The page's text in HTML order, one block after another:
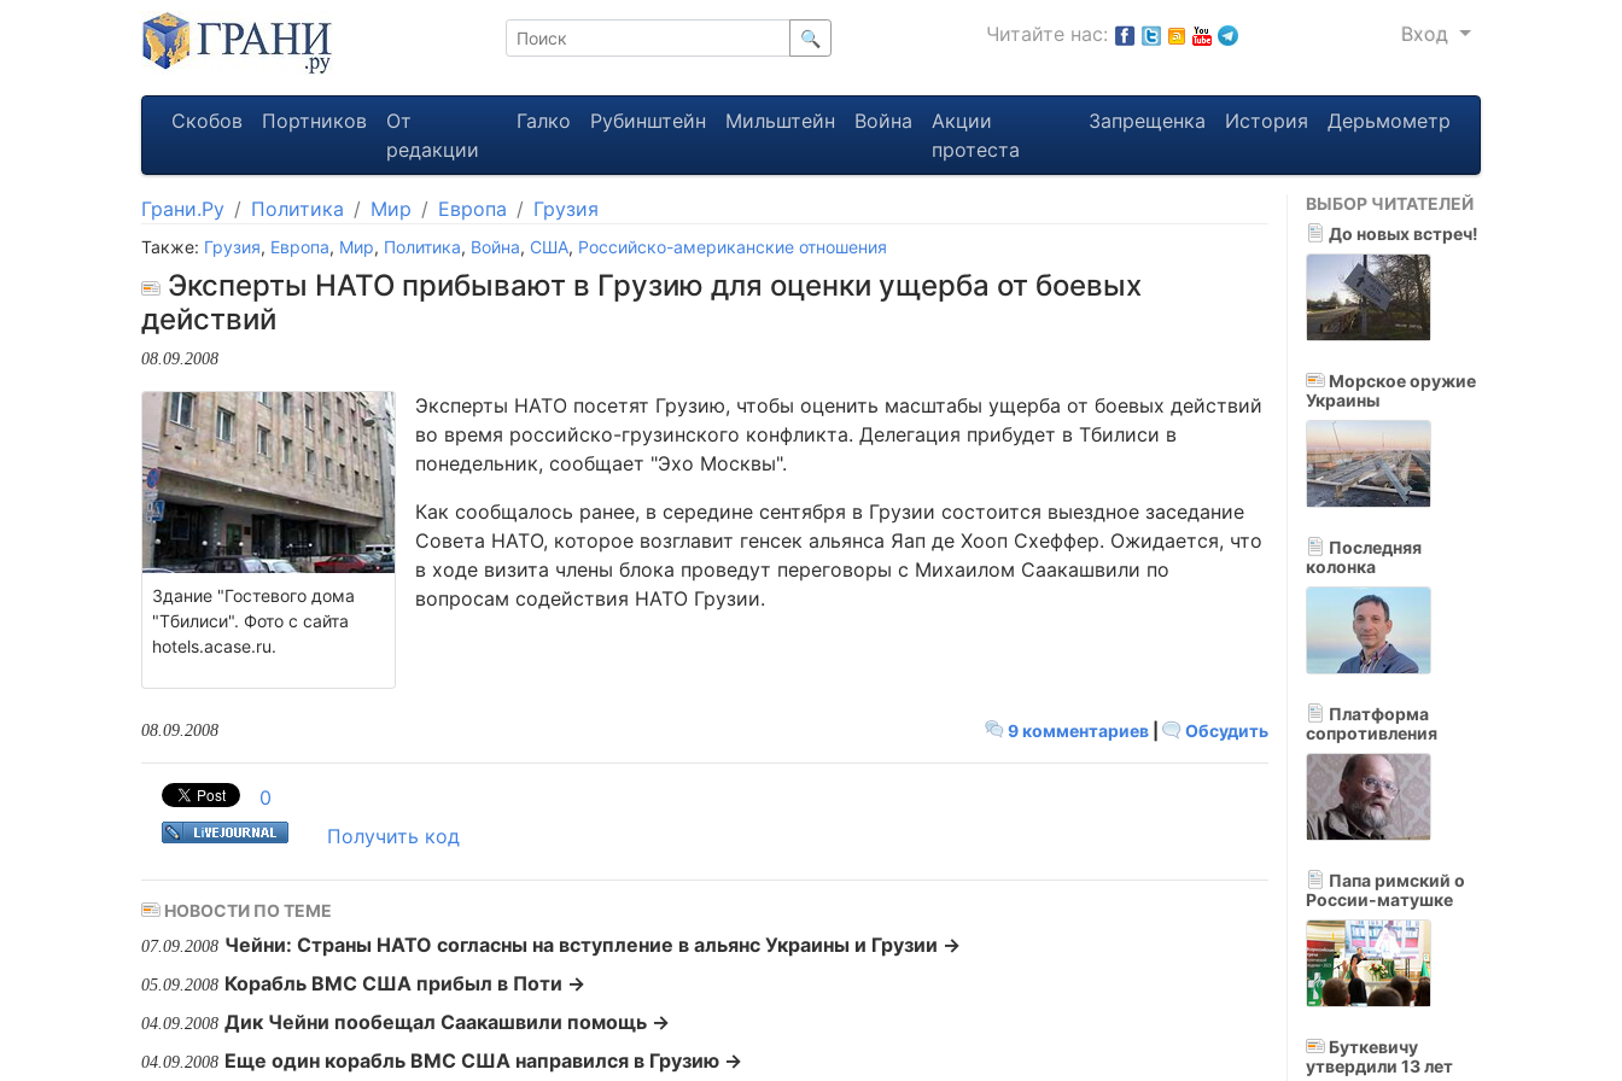
🔍 Читайте нас: Вход
Скобов Портников
От
редакции
Галко Рубинштейн Мильштейн Война
Акции
протеста
Запрещенка История Дерьмометр
Грани.Ру Политика Мир Европа Грузия
Также: Грузия, Европа, Мир, Политика, Война, США, Российско-американские отношения
Эксперты НАТО прибывают в Грузию для оценки ущерба от боевых
действий
08.09.2008
Здание "Гостевого дома
"Тбилиси". Фото с сайта
hotels.acase.ru.
Эксперты НАТО посетят Грузию, чтобы оценить масштабы ущерба от боевых действий
во время российско-грузинского конфликта. Делегация прибудет в Тбилиси в
понедельник, сообщает "Эхо Москвы".
Как сообщалось ранее, в середине сентября в Грузии состоится выездное заседание
Совета НАТО, которое возглавит генсек альянса Яап де Хооп Схеффер. Ожидается, что
в ходе визита члены блока проведут переговоры с Михаилом Саакашвили по
вопросам содействия НАТО Грузии.
9 комментариев Обсудить
08.09.2008
0
Получить код
НОВОСТИ ПО ТЕМЕ
07.09.2008 Чейни: Страны НАТО согласны на вступление в альянс Украины и Грузии →
05.09.2008 Корабль ВМС США прибыл в Поти →
04.09.2008 Дик Чейни пообещал Саакашвили помощь →
04.09.2008 Еще один корабль ВМС США направился в Грузию →
ВЫБОР ЧИТАТЕЛЕЙ
До новых встреч!
Морское оружие
Украины
Последняя
колонка
Платформа
сопротивления
Папа римский о
России-матушке
Буткевичу
утвердили 13 лет